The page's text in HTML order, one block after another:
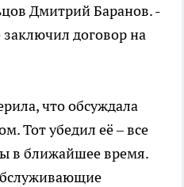
Дмитрий Баранов. -
договор на
что обсуждала
Тот убедил её – все
в ближайшее время.